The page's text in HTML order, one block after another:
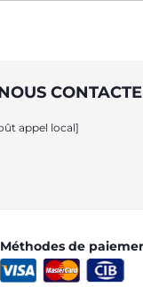
appel local]
Méthodes de